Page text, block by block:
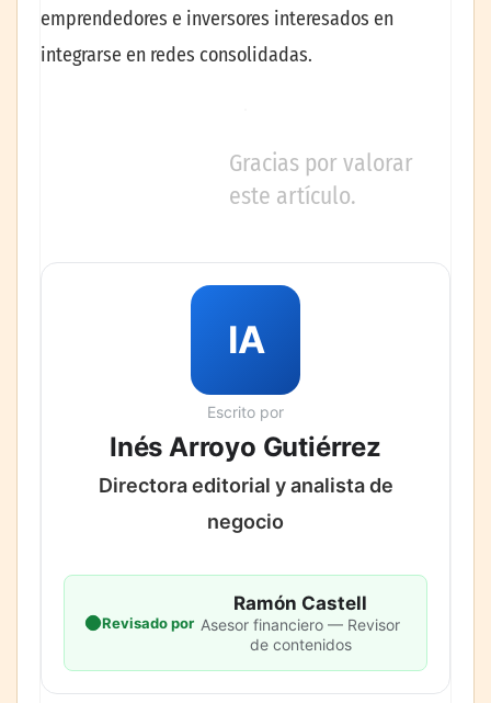
emprendedores e inversores interesados en
integrarse en redes consolidadas.
Gracias por valorar
este artículo.
IA
Escrito por
Inés Arroyo Gutiérrez
Directora editorial y analista de
negocio
Revisado por
Ramón Castell
Asesor financiero — Revisor
de contenidos